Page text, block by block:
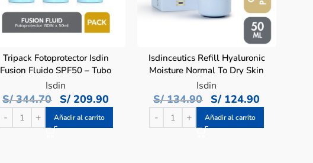
Tripack Fotoprotector Isdin
Fusion Fluido SPF50 – Tubo
50 ML
Isdin
S/344.70 S/ 209.90
Añadir al carrito
Isdinceutics Refill Hyaluronic
Moisture Normal To Dry Skin
– Pote 50 ML
Isdin
S/134.90 S/ 124.90
Añadir al carrito